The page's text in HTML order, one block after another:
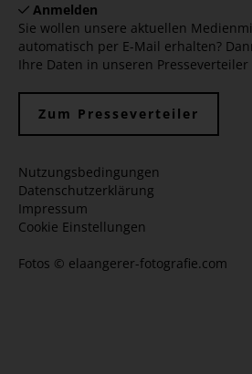
Anmelden
Sie wollen unsere aktuellen
automatisch per E-Mail erhalten?
Ihre Daten in unseren Presseverteiler
Zum Presseverteiler
Nutzungsbedingungen
Datenschutzerklärung
Impressum
Cookie Einstellungen
Fotos © elaangerer-fotografie.com